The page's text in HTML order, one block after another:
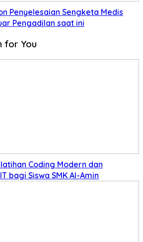
Penyelesaian Sengketa Medis
Pengadilan saat ini
for You
Coding Modern dan
bagi Siswa SMK Al-Amin